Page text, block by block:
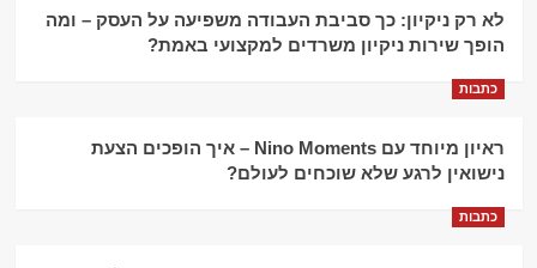
לא רק ניקיון: כך סביבת העבודה משפיעה על העסק – ומה
הופך שירות ניקיון משרדים למקצועי באמת?
כתבות
ראיון מיוחד עם Nino Moments – איך הופכים הצעת
נישואין לרגע שלא שוכחים לעולם?
כתבות